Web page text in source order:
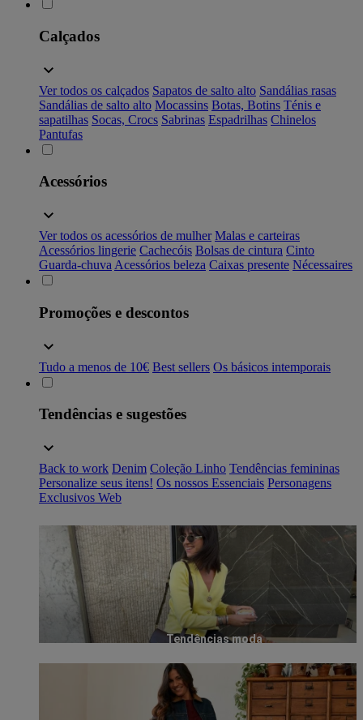
Calçados
Ver todos os calçados Sapatos de salto alto Sandálias rasas
Sandálias de salto alto Mocassins Botas, Botins Ténis e
sapatilhas Socas, Crocs Sabrinas Espadrilhas Chinelos
Pantufas
Acessórios
Ver todos os acessórios de mulher Malas e carteiras
Acessórios lingerie Cachecóis Bolsas de cintura Cinto
Guarda-chuva Acessórios beleza Caixas presente Nécessaires
Promoções e descontos
Tudo a menos de 10€ Best sellers Os básicos intemporais
Tendências e sugestões
Back to work Denim Coleção Linho Tendências femininas
Personalize seus itens! Os nossos Essenciais Personagens
Exclusivos Web
Tendências moda